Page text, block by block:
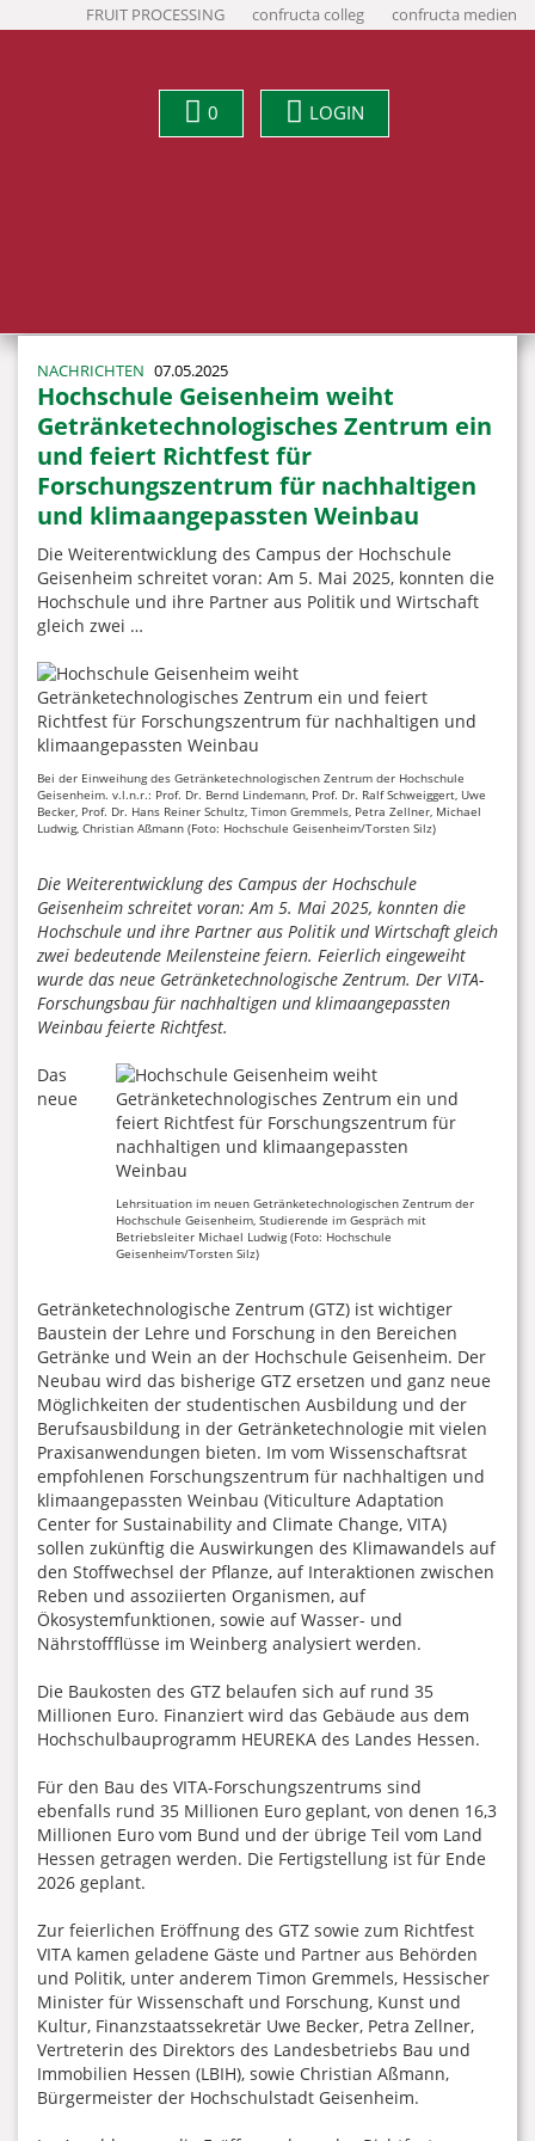
FRUIT PROCESSING confructa colleg confructa medien
0 LOGIN
NACHRICHTEN 07.05.2025
Hochschule Geisenheim weiht
Getränketechnologisches Zentrum ein
und feiert Richtfest für
Forschungszentrum für nachhaltigen
und klimaangepassten Weinbau
Die Weiterentwicklung des Campus der Hochschule
Geisenheim schreitet voran: Am 5. Mai 2025, konnten die
Hochschule und ihre Partner aus Politik und Wirtschaft
gleich zwei …
Bei der Einweihung des Getränketechnologischen Zentrum der Hochschule
Geisenheim. v.l.n.r.: Prof. Dr. Bernd Lindemann, Prof. Dr. Ralf Schweiggert, Uwe
Becker, Prof. Dr. Hans Reiner Schultz, Timon Gremmels, Petra Zellner, Michael
Ludwig, Christian Aßmann (Foto: Hochschule Geisenheim/Torsten Silz)
Die Weiterentwicklung des Campus der Hochschule
Geisenheim schreitet voran: Am 5. Mai 2025, konnten die
Hochschule und ihre Partner aus Politik und Wirtschaft gleich
zwei bedeutende Meilensteine feiern. Feierlich eingeweiht
wurde das neue Getränketechnologische Zentrum. Der VITA-
Forschungsbau für nachhaltigen und klimaangepassten
Weinbau feierte Richtfest.
Lehrsituation im neuen Getränketechnologischen Zentrum der
Hochschule Geisenheim, Studierende im Gespräch mit
Betriebsleiter Michael Ludwig (Foto: Hochschule
Geisenheim/Torsten Silz)
Das
neue
Getränketechnologische Zentrum (GTZ) ist wichtiger
Baustein der Lehre und Forschung in den Bereichen
Getränke und Wein an der Hochschule Geisenheim. Der
Neubau wird das bisherige GTZ ersetzen und ganz neue
Möglichkeiten der studentischen Ausbildung und der
Berufsausbildung in der Getränketechnologie mit vielen
Praxisanwendungen bieten. Im vom Wissenschaftsrat
empfohlenen Forschungszentrum für nachhaltigen und
klimaangepassten Weinbau (Viticulture Adaptation
Center for Sustainability and Climate Change, VITA)
sollen zukünftig die Auswirkungen des Klimawandels auf
den Stoffwechsel der Pflanze, auf Interaktionen zwischen
Reben und assoziierten Organismen, auf
Ökosystemfunktionen, sowie auf Wasser- und
Nährstoffflüsse im Weinberg analysiert werden.
Die Baukosten des GTZ belaufen sich auf rund 35
Millionen Euro. Finanziert wird das Gebäude aus dem
Hochschulbauprogramm HEUREKA des Landes Hessen.
Für den Bau des VITA-Forschungszentrums sind
ebenfalls rund 35 Millionen Euro geplant, von denen 16,3
Millionen Euro vom Bund und der übrige Teil vom Land
Hessen getragen werden. Die Fertigstellung ist für Ende
2026 geplant.
Zur feierlichen Eröffnung des GTZ sowie zum Richtfest
VITA kamen geladene Gäste und Partner aus Behörden
und Politik, unter anderem Timon Gremmels, Hessischer
Minister für Wissenschaft und Forschung, Kunst und
Kultur, Finanzstaatssekretär Uwe Becker, Petra Zellner,
Vertreterin des Direktors des Landesbetriebs Bau und
Immobilien Hessen (LBIH), sowie Christian Aßmann,
Bürgermeister der Hochschulstadt Geisenheim.